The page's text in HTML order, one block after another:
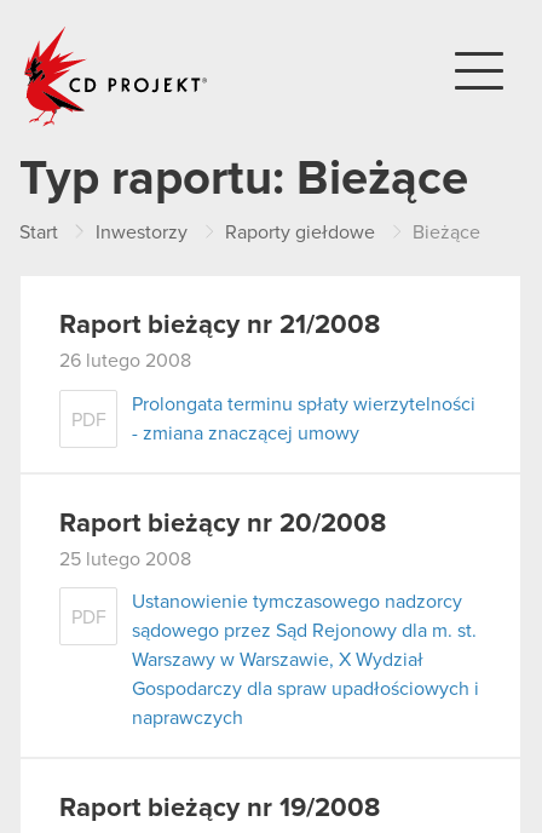
Typ raportu: Bieżące
Start Inwestorzy Raporty giełdowe Bieżące
Raport bieżący nr 21/2008
26 lutego 2008
PDF
Prolongata terminu spłaty wierzytelności
- zmiana znaczącej umowy
Raport bieżący nr 20/2008
25 lutego 2008
PDF
Ustanowienie tymczasowego nadzorcy
sądowego przez Sąd Rejonowy dla m. st.
Warszawy w Warszawie, X Wydział
Gospodarczy dla spraw upadłościowych i
naprawczych
Raport bieżący nr 19/2008